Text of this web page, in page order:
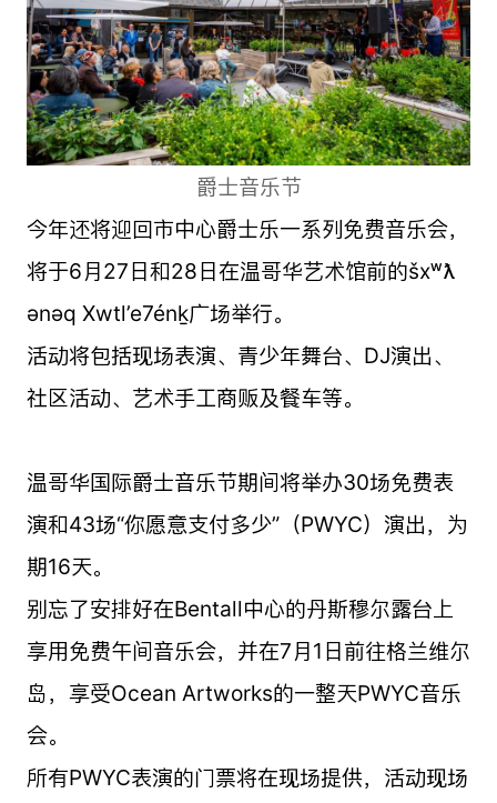
爵士音乐节
今年还将迎回市中心爵士乐一系列免费音乐会，
将于6月27日和28日在温哥华艺术馆前的šxʷƛ
̓ənəq Xwtl’e7énḵ广场举行。
活动将包括现场表演、青少年舞台、DJ演出、
社区活动、艺术手工商贩及餐车等。
温哥华国际爵士音乐节期间将举办30场免费表
演和43场“你愿意支付多少”（PWYC）演出，为
期16天。
别忘了安排好在Bentall中心的丹斯穆尔露台上
享用免费午间音乐会，并在7月1日前往格兰维尔
岛，享受Ocean Artworks的一整天PWYC音乐
会。
所有PWYC表演的门票将在现场提供，活动现场